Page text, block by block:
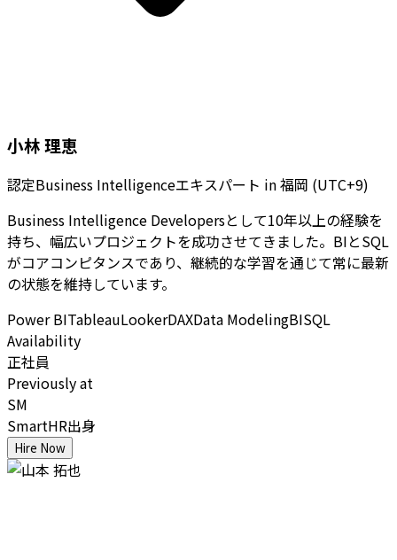
小林 理恵
認定Business Intelligenceエキスパート in福岡 (UTC+9)
Business Intelligence Developersとして10年以上の経験を
持ち、幅広いプロジェクトを成功させてきました。BIとSQL
がコアコンピタンスであり、継続的な学習を通じて常に最新
の状態を維持しています。
Power BITableauLookerDAXData ModelingBISQL
Availability
正社員
Previously at
SM
SmartHR出身
Hire Now